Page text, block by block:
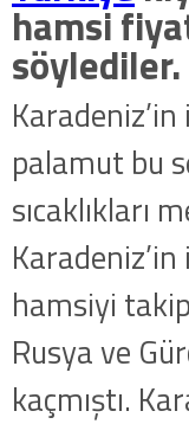
hamsi
söylediler.
palamut bu
sıcaklıkları
hamsiyi
Rusya ve
kaçmıştı.